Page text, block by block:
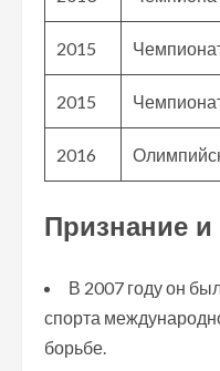
2015
2015
2016
Признание и
В 2007 году он
спорта
борьбе.